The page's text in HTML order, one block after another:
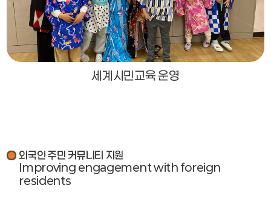
세계시민교육 운영
외국인 주민 커뮤니티 지원
Improving engagement with foreign
residents